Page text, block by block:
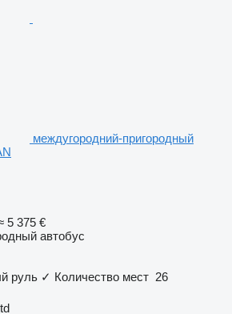
междугородний-пригородный
5 375 €
автобус
руль ✓ Количество мест 26